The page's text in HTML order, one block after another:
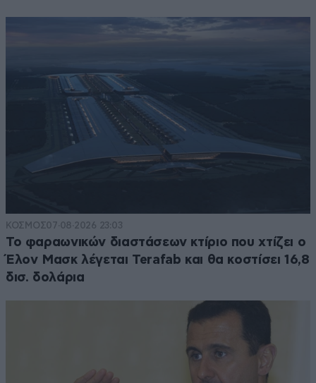
ΚΟΣΜΟΣ07·08·2026 23:03
Το φαραωνικών διαστάσεων κτίριο που χτίζει ο
Έλον Μασκ λέγεται Terafab και θα κοστίσει 16,8
δισ. δολάρια